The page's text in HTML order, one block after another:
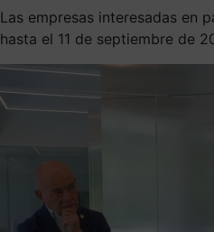
Las empresas interesadas en
hasta el 11 de septiembre de